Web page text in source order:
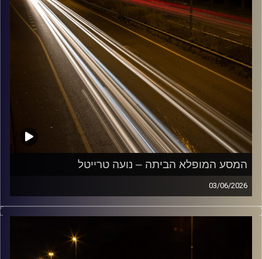
המסע המופלא הביתה – נועה טרייטל
03/06/2026
מוזיקה שתלווה אותנו אחרי יום עבודה ארוך ותחזיר אותנו
הביתה בשלום עם נועה טרייטל
קרדיט תמונות: